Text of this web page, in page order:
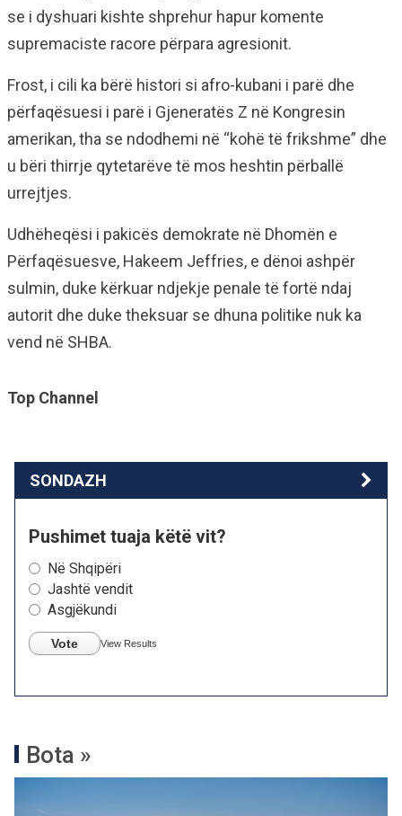
se i dyshuari kishte shprehur hapur komente
supremaciste racore përpara agresionit.
Frost, i cili ka bërë histori si afro-kubani i parë dhe
përfaqësuesi i parë i Gjeneratës Z në Kongresin
amerikan, tha se ndodhemi në “kohë të frikshme” dhe
u bëri thirrje qytetarëve të mos heshtin përballë
urrejtjes.
Udhëheqësi i pakicës demokrate në Dhomën e
Përfaqësuesve, Hakeem Jeffries, e dënoi ashpër
sulmin, duke kërkuar ndjekje penale të fortë ndaj
autorit dhe duke theksuar se dhuna politike nuk ka
vend në SHBA.
Top Channel
SONDAZH
Pushimet tuaja këtë vit?
Në Shqipëri
Jashtë vendit
Asgjëkundi
Vote View Results
Bota »